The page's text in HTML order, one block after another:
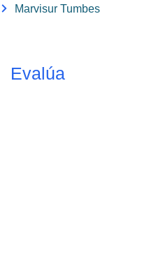
Marvisur Tumbes
Evalúa